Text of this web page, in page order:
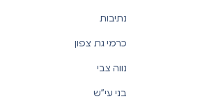
נתיבות
כרמי גת צפון
נווה צבי
בני עי”ש